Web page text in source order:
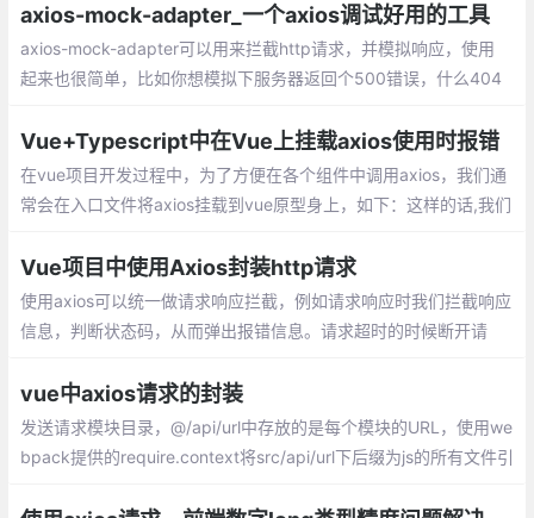
axios-mock-adapter_一个axios调试好用的工具
axios-mock-adapter可以用来拦截http请求，并模拟响应，使用
起来也很简单，比如你想模拟下服务器返回个500错误，什么404
网关超时等等，你都能模拟出来
Vue+Typescript中在Vue上挂载axios使用时报错
在vue项目开发过程中，为了方便在各个组件中调用axios，我们通
常会在入口文件将axios挂载到vue原型身上，如下：这样的话,我们
Vue项目中使用Axios封装http请求
使用axios可以统一做请求响应拦截，例如请求响应时我们拦截响应
信息，判断状态码，从而弹出报错信息。请求超时的时候断开请
vue中axios请求的封装
发送请求模块目录，@/api/url中存放的是每个模块的URL，使用we
bpack提供的require.context将src/api/url下后缀为js的所有文件引